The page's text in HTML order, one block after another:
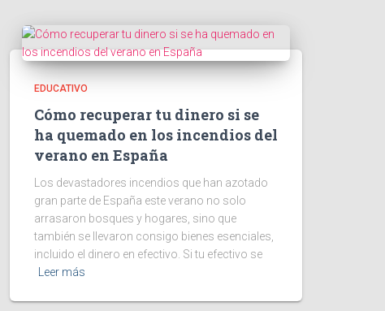
EDUCATIVO
Cómo recuperar tu dinero si se
ha quemado en los incendios del
verano en España
Los devastadores incendios que han azotado
gran parte de España este verano no solo
arrasaron bosques y hogares, sino que
también se llevaron consigo bienes esenciales,
incluido el dinero en efectivo. Si tu efectivo se
Leer más